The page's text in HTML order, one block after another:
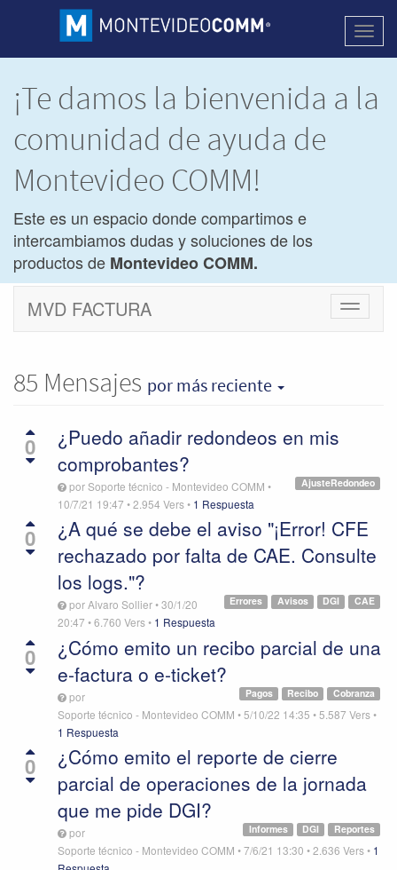
¡Te damos la bienvenida a la
comunidad de ayuda de
Montevideo COMM!
Este es un espacio donde compartimos e
intercambiamos dudas y soluciones de los
productos de Montevideo COMM.
Cambiar
MVD FACTURA
85 Mensajes por más reciente
0
¿Puedo añadir redondeos en mis
comprobantes?
AjusteRedondeo
porSoporte técnico - Montevideo COMM •
10/7/21 19:47 •2.954 Vers• 1 Respuesta
0
¿A qué se debe el aviso "¡Error! CFE
rechazado por falta de CAE. Consulte
los logs."?
CAE
DGI
Avisos
Errores
porAlvaro Sollier•30/1/20
20:47 •6.760 Vers• 1 Respuesta
0
¿Cómo emito un recibo parcial de una
e-factura o e-ticket?
Cobranza
Recibo
Pagos
por
Soporte técnico - Montevideo COMM • 5/10/22 14:35 • 5.587 Vers•
1 Respuesta
0
¿Cómo emito el reporte de cierre
parcial de operaciones de la jornada
que me pide DGI?
Reportes
DGI
Informes
por
Soporte técnico - Montevideo COMM •7/6/21 13:30 •2.636 Vers• 1